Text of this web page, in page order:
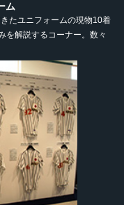
ム
たユニフォームの現物10着
を解説するコーナー。数々